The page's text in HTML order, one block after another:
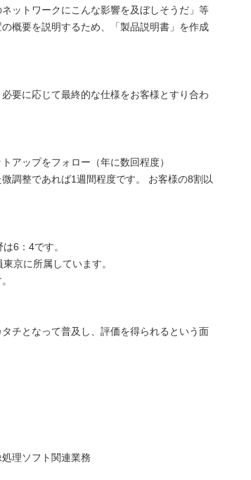
ットワークにこんな影響を及ぼしそうだ」等
概要を説明するため、「製品説明書」を作成
要に応じて最終的な仕様をお客様とすり合わ
ットアップをフォロー（年に数回程度）
調整であれば1週間程度です。 お客様の8割以
6：4です。
京に所属しています。
チとなって普及し、評価を得られるという面
理ソフト関連業務